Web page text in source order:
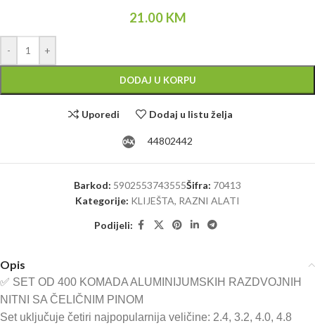
21.00 KM
- +
DODAJ U KORPU
Uporedi Dodaj u listu želja
44802442
Barkod: 5902553743555Šifra: 70413
Kategorije: KLIJEŠTA, RAZNI ALATI
Podijeli:
Opis
✅ SET OD 400 KOMADA ALUMINIJUMSKIH RAZDVOJNIH
NITNI SA ČELIČNIM PINOM
Set uključuje četiri najpopularnija veličine: 2.4, 3.2, 4.0, 4.8